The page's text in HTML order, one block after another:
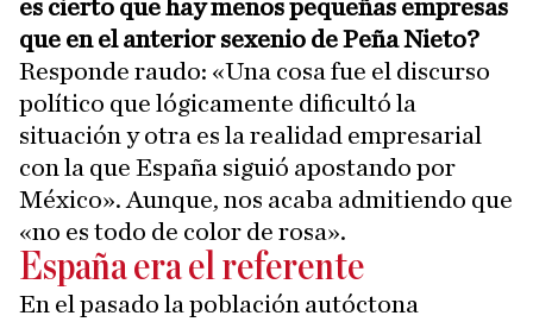
es cierto que hay menos pequeñas empresas
que en el anterior sexenio de Peña Nieto?
Responde raudo: «Una cosa fue el discurso
político que lógicamente dificultó la
situación y otra es la realidad empresarial
con la que España siguió apostando por
México». Aunque, nos acaba admitiendo que
«no es todo de color de rosa».
España era el referente
En el pasado la población autóctona